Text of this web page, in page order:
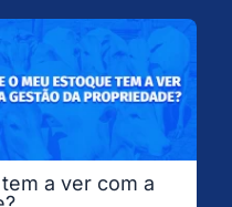
a ver com a